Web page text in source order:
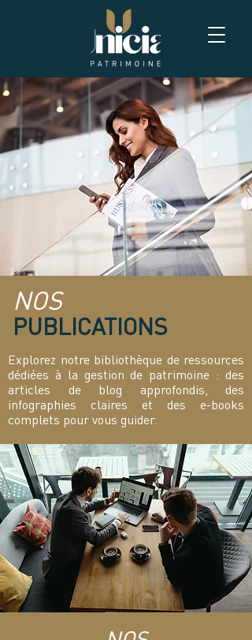
NOS
PUBLICATIONS
Explorez notre bibliothèque de ressources
dédiées à la gestion de patrimoine : des
articles de blog approfondis, des
infographies claires et des e-books
complets pour vous guider.